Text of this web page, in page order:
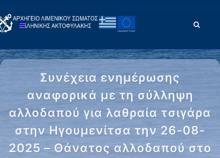
Συνέχεια ενημέρωσης
αναφορικά με τη σύλληψη
αλλοδαπού για λαθραία τσιγάρα
στην Ηγουμενίτσα την 26-08-
2025 – Θάνατος αλλοδαπού στο